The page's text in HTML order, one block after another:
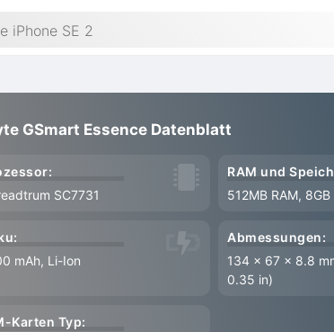
GSmart Essence Datenblatt
SC7731
RAM und
512MB RAM, 8GB
mAh, Li-Ion
Abmessungen:
134 x 67 x 8.8
0.35 in)
Karten Typ: